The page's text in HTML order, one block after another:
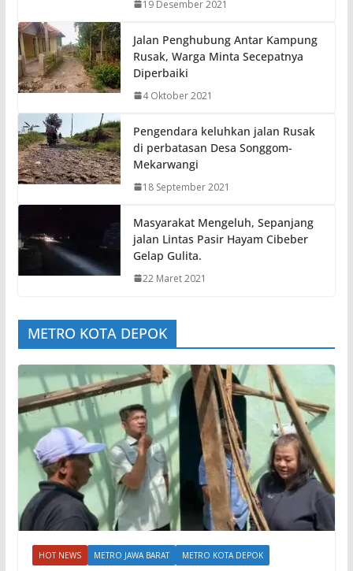
19 Desember 2021
Jalan Penghubung Antar Kampung
Rusak, Warga Minta Secepatnya
Diperbaiki
4 Oktober 2021
Pengendara keluhkan jalan Rusak
di perbatasan Desa Songgom-
Mekarwangi
18 September 2021
Masyarakat Mengeluh, Sepanjang
jalan Lintas Pasir Hayam Cibeber
Gelap Gulita.
22 Maret 2021
METRO KOTA DEPOK
HOT NEWS METRO JAWA BARAT METRO KOTA DEPOK